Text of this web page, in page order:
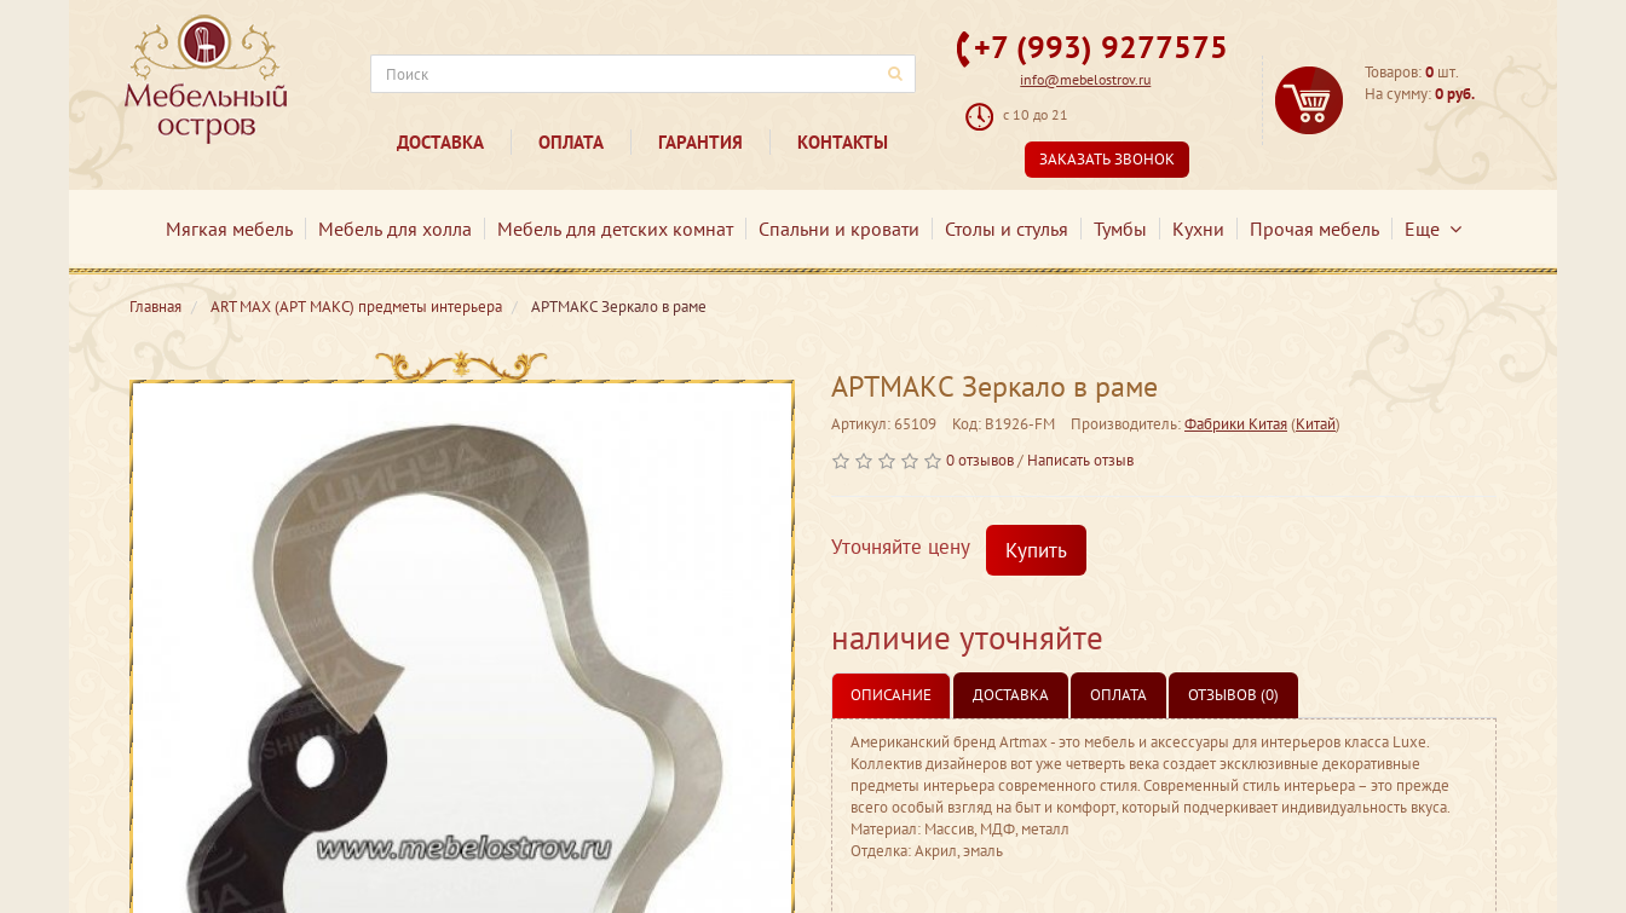
ДОСТАВКА ОПЛАТА ГАРАНТИЯ КОНТАКТЫ
+7 (993) 9277575
info@mebelostrov.ru
с 10 до 21
ЗАКАЗАТЬ ЗВОНОК
Товаров:0 шт.
На сумму:0 руб.
Мягкая мебель Мебель для холла Мебель для детских комнат Спальни и кровати Столы и стулья Тумбы Кухни Прочая мебель Еще
Главная ART MAX (АРТ МАКС) предметы интерьера АРТМАКС Зеркало в раме
АРТМАКС Зеркало в раме
Артикул: 65109 Код: B1926-FM Производитель:Фабрики Китая(Китай)
0 отзывов/ Написать отзыв
Уточняйте цену Купить
наличие уточняйте
ОПИСАНИЕ ДОСТАВКА ОПЛАТА ОТЗЫВОВ (0)
Американский бренд Artmax - это мебель и аксессуары для интерьеров класса Luxe.
Коллектив дизайнеров вот уже четверть века создает эксклюзивные декоративные
предметы интерьера современного стиля. Современный стиль интерьера – это прежде
всего особый взгляд на быт и комфорт, который подчеркивает индивидуальность вкуса.
Материал: Массив, МДФ, металл
Отделка: Акрил, эмаль